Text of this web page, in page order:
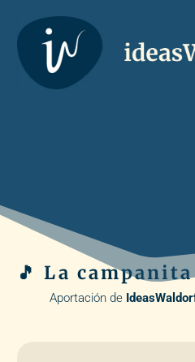
🎵 La campanita
Aportación de